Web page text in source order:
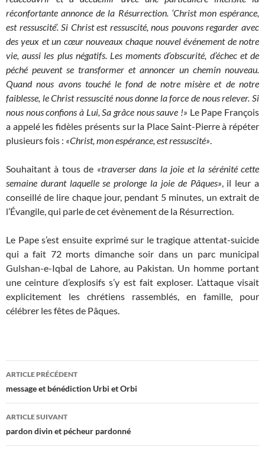
réconfortante annonce de la Résurrection. ‘Christ mon espérance,
est ressuscité’. Si Christ est ressuscité, nous pouvons regarder avec
des yeux et un cœur nouveaux chaque nouvel événement de notre
vie, aussi les plus négatifs. Les moments d’obscurité, d’échec et de
péché peuvent se transformer et annoncer un chemin nouveau.
Quand nous avons touché le fond de notre misère et de notre
faiblesse, le Christ ressuscité nous donne la force de nous relever. Si
nous nous confions à Lui, Sa grâce nous sauve !» Le Pape François
a appelé les fidèles présents sur la Place Saint-Pierre à répéter
plusieurs fois : «Christ, mon espérance, est ressuscité».
Souhaitant à tous de «traverser dans la joie et la sérénité cette
semaine durant laquelle se prolonge la joie de Pâques», il leur a
conseillé de lire chaque jour, pendant 5 minutes, un extrait de
l’Évangile, qui parle de cet évènement de la Résurrection.
Le Pape s’est ensuite exprimé sur le tragique attentat-suicide
qui a fait 72 morts dimanche soir dans un parc municipal
Gulshan-e-Iqbal de Lahore, au Pakistan. Un homme portant
une ceinture d’explosifs s’y est fait exploser. L’attaque visait
explicitement les chrétiens rassemblés, en famille, pour
célébrer les fêtes de Pâques.
Navigation
des
articles
ARTICLE PRÉCÉDENT
message et bénédiction Urbi et Orbi
ARTICLE SUIVANT
pardon divin et pécheur pardonné